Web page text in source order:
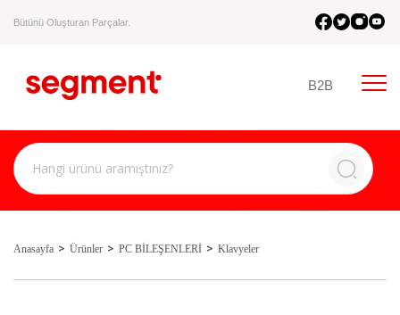
Bütünü Oluşturan Parçalar.
B2B
Anasayfa Ürünler PC BİLEŞENLERİ Klavyeler